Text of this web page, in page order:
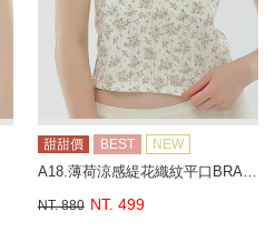
甜甜價 BEST NEW
NT. 880 NT. 499